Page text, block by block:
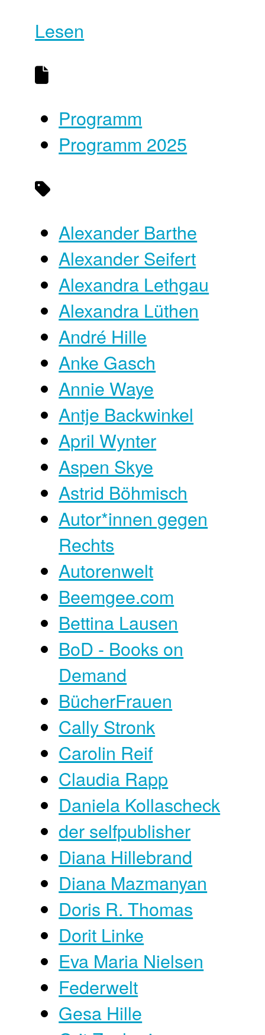
Lesen
Programm
Programm 2025
Alexander Barthe
Alexander Seifert
Alexandra Lethgau
Alexandra Lüthen
André Hille
Anke Gasch
Annie Waye
Antje Backwinkel
April Wynter
Aspen Skye
Astrid Böhmisch
Autor*innen gegen
Rechts
Autorenwelt
Beemgee.com
Bettina Lausen
BoD - Books on
Demand
BücherFrauen
Cally Stronk
Carolin Reif
Claudia Rapp
Daniela Kollascheck
der selfpublisher
Diana Hillebrand
Diana Mazmanyan
Doris R. Thomas
Dorit Linke
Eva Maria Nielsen
Federwelt
Gesa Hille